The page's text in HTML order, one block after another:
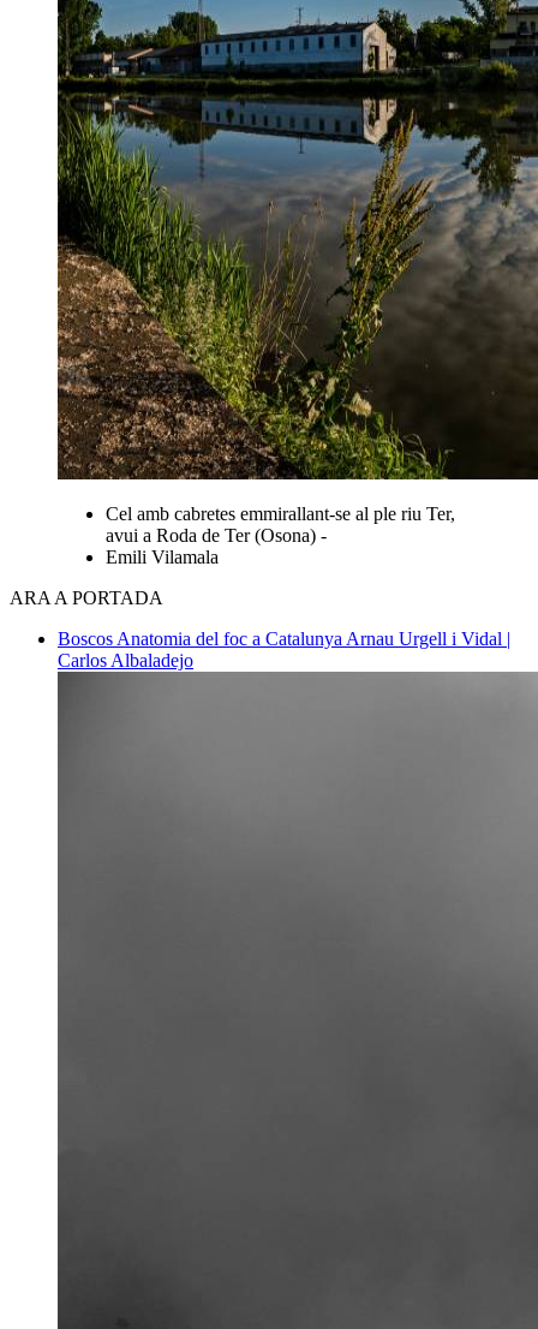
Cel amb cabretes emmirallant-se al ple riu Ter,
avui a Roda de Ter (Osona) -
Emili Vilamala
ARA A PORTADA
Boscos Anatomia del foc a Catalunya Arnau Urgell i Vidal |
Carlos Albaladejo